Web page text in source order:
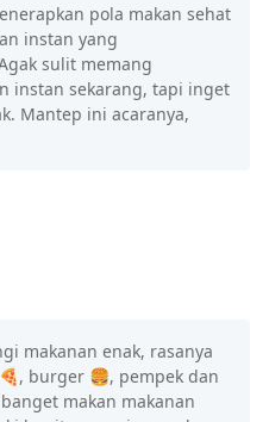
pola makan sehat
instan yang
sulit memang
instan sekarang, tapi inget
Mantep ini acaranya,
makanan enak, rasanya
burger 🍔, pempek dan
makan makanan